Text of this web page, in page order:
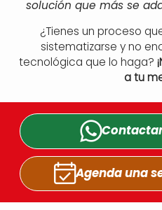
solución que más se
¿Tienes un proceso
sistematizarse y no
tecnológica que lo haga?
a tu
Agenda una